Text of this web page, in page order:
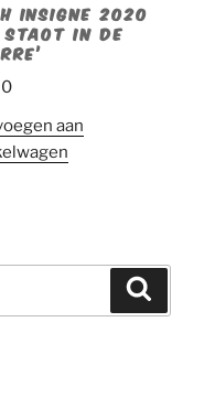
INSIGNE 2020
STAOT IN DE
aan